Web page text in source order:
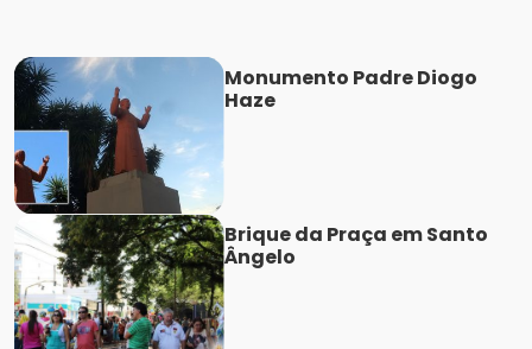
Monumento Padre Diogo
Haze
Brique da Praça em Santo
Ângelo